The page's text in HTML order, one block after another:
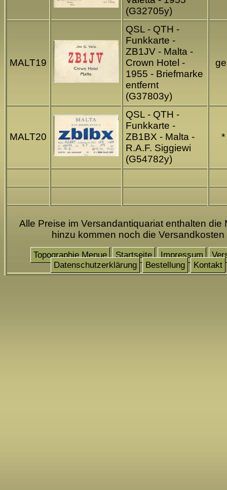
(G32705y)
MALT19
QSL - QTH -
Funkkarte -
ZB1JV - Malta -
Crown Hotel -
1955 - Briefmarke
entfernt
(G37803y)
MALT20
QSL - QTH -
Funkkarte -
ZB1BX - Malta -
R.A.F. Siggiewi
(G54782y)
*
Alle Preise im Versandantiquariat enthalten die
hinzu kommen noch die Versandkosten
Topographie Menue Startseite Impressum
Datenschutzerklärung
Bestellung Kontakt